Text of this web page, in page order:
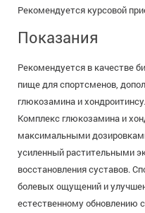
Рекомендуется курсовой
Показания
Рекомендуется в качестве
пище для спортсменов,
глюкозамина и
Комплекс глюкозамина и
максимальными
усиленный растительными
восстановления суставов.
болевых ощущений и
естественному обновлению